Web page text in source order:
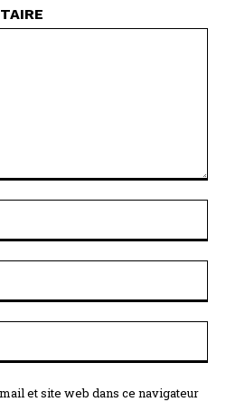
et site web dans ce navigateur